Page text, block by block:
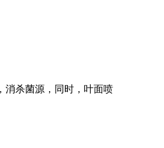
消杀菌源，同时，叶面喷